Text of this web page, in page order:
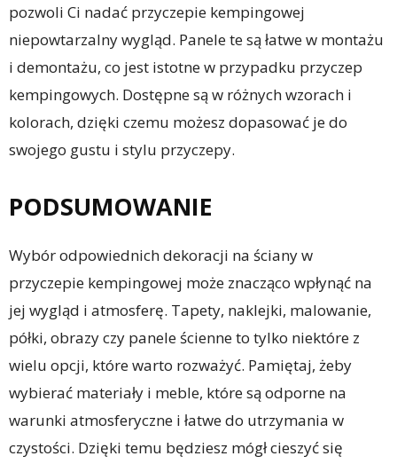
pozwoli Ci nadać przyczepie kempingowej
niepowtarzalny wygląd. Panele te są łatwe w montażu
i demontażu, co jest istotne w przypadku przyczep
kempingowych. Dostępne są w różnych wzorach i
kolorach, dzięki czemu możesz dopasować je do
swojego gustu i stylu przyczepy.
PODSUMOWANIE
Wybór odpowiednich dekoracji na ściany w
przyczepie kempingowej może znacząco wpłynąć na
jej wygląd i atmosferę. Tapety, naklejki, malowanie,
półki, obrazy czy panele ścienne to tylko niektóre z
wielu opcji, które warto rozważyć. Pamiętaj, żeby
wybierać materiały i meble, które są odporne na
warunki atmosferyczne i łatwe do utrzymania w
czystości. Dzięki temu będziesz mógł cieszyć się